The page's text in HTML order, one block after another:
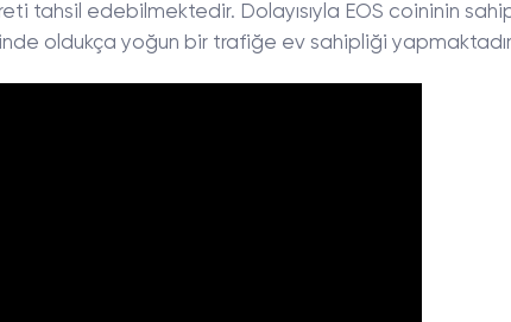
tahsil edebilmektedir. Dolayısıyla EOS coininin
oldukça yoğun bir trafiğe ev sahipliği